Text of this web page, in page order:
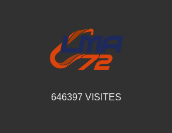
646397 VISITES